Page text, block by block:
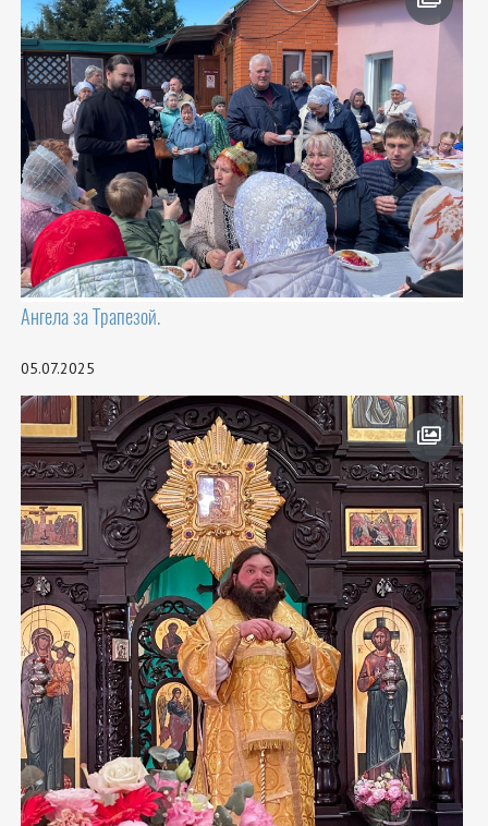
Ангела за Трапезой.
05.07.2025